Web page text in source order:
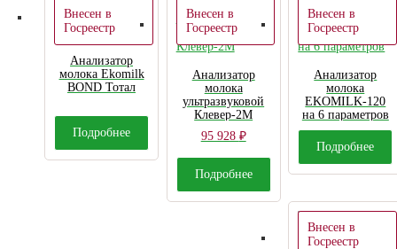
Внесен в
Госреестр
Анализатор
молока Ekomilk
BOND Тотал
Подробнее
Внесен в
Госреестр
Анализатор
молока
ультразвуковой
Клевер-2М
95 928 ₽
Подробнее
Внесен в
Госреестр
Анализатор
молока
EKOMILK-120
на 6 параметров
Подробнее
Внесен в
Госреестр